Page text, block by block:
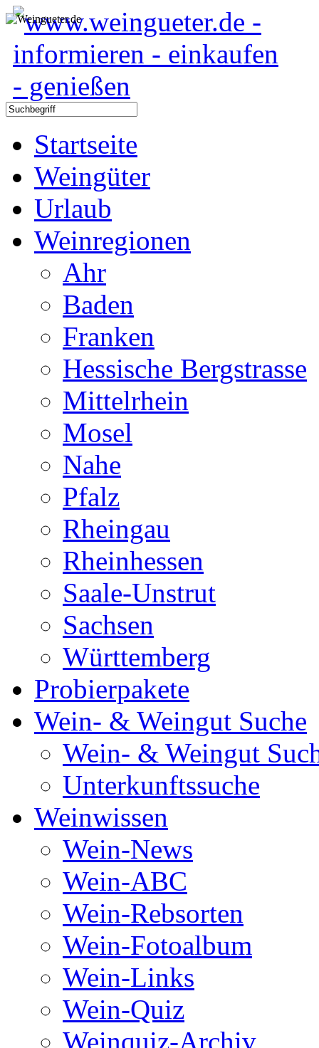
Startseite
Weingüter
Urlaub
Weinregionen
Ahr
Baden
Franken
Hessische Bergstrasse
Mittelrhein
Mosel
Nahe
Pfalz
Rheingau
Rheinhessen
Saale-Unstrut
Sachsen
Württemberg
Probierpakete
Wein- & Weingut Suche
Wein- & Weingut
Unterkunftssuche
Weinwissen
Wein-News
Wein-ABC
Wein-Rebsorten
Wein-Fotoalbum
Wein-Links
Wein-Quiz
Weinquiz-Archiv